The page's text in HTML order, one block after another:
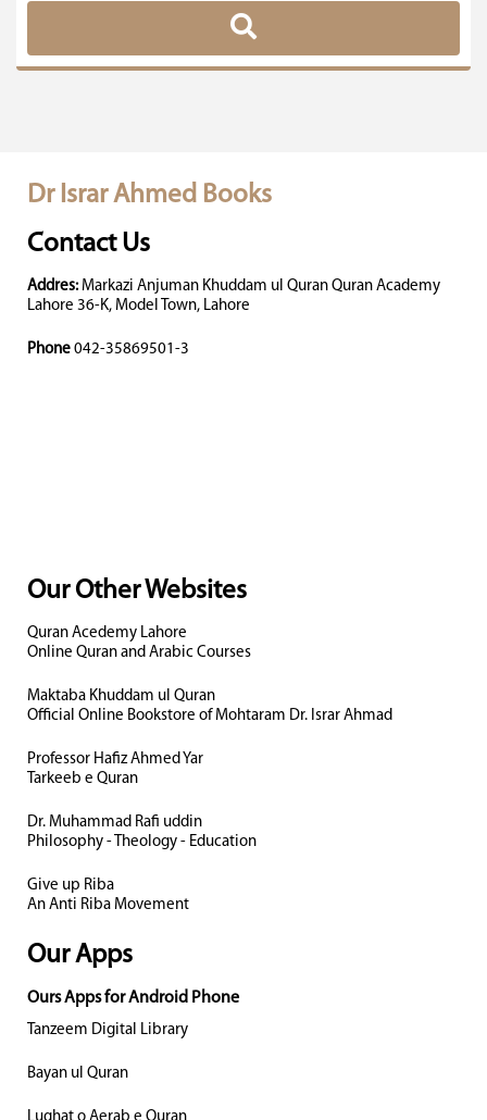
Dr Israr Ahmed Books
Contact Us
Addres: Markazi Anjuman Khuddam ul Quran Quran Academy
Lahore 36-K, Model Town, Lahore
Phone 042-35869501-3
Our Other Websites
Quran Acedemy Lahore
Online Quran and Arabic Courses
Maktaba Khuddam ul Quran
Official Online Bookstore of Mohtaram Dr. Israr Ahmad
Professor Hafiz Ahmed Yar
Tarkeeb e Quran
Dr. Muhammad Rafi uddin
Philosophy - Theology - Education
Give up Riba
An Anti Riba Movement
Our Apps
Ours Apps for Android Phone
Tanzeem Digital Library
Bayan ul Quran